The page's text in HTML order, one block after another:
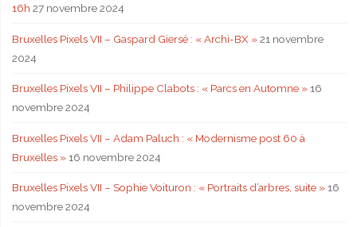
16h 27 novembre 2024
Bruxelles Pixels VII – Gaspard Giersé : « Archi-BX » 21 novembre
2024
Bruxelles Pixels VII – Philippe Clabots : « Parcs en Automne » 16
novembre 2024
Bruxelles Pixels VII – Adam Paluch : « Modernisme post 60 à
Bruxelles » 16 novembre 2024
Bruxelles Pixels VII – Sophie Voituron : « Portraits d’arbres, suite » 16
novembre 2024